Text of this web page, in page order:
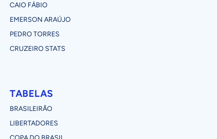
CAIO FÁBIO
EMERSON ARAÚJO
PEDRO TORRES
CRUZEIRO STATS
TABELAS
BRASILEIRÃO
LIBERTADORES